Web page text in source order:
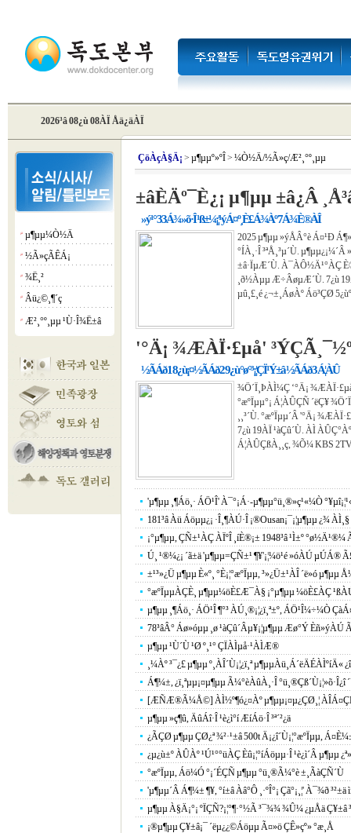
2026³â 08¿ù 08ÀÏ Åä¿äÀÏ
¡á µ¶µµ¼Ò½Ä
¡á ½Ã»çÃÊÁ¡
¡á ¾Ë¸²
¡á Âü¿©¸¶´ç
¡á Æ²¸°º¸µµ ¹Ù·Î¾Ë±â
ÇöÀçÀ§Ä¡ > µ¶µµº»ºÎ> ¼Ò½Ä/½Ã»ç/Æ²¸°º¸µµ
±âÈÄº¯È­¿¡ µ¶µµ ±â¿Â
»ý¹° 33Á¾ »õ·Î ¹ß±¼¡¦¹ýÁ¤º¸È£Á¾Àº 7Á¾ È®ÀÎ
2025 µ¶µµ »ýÅÂ°è Á¤¹Ð
°ÍÀ¸·Î ³ªÅ¸³µ´Ù.
±â·ÏµÆ´Ù. À¯ÀÔ½Ä¹°ÀÇ
¸ð½Àµµ Æ÷ÂøµÆ´Ù. 7¿ù
µû¸£¸é ¿¬±¸ÁøÀº Áö³­ÇØ
'°­Ä¡ ¾ÆÀÏ·£µå'
½ÃÁð1 8¿ù¡¤½ÃÁð2 9¿ù °ø°³¡¦ÇÏ¹Ý±â ½ÃÁð3 Á¦ÀÛ
¾Ö´Ï¸ÞÀÌ¼Ç ‘°­Ä¡
°æºÏµµ°¡ Á¦ÀÛÇÑ ´ëÇ¥
¸¸³­´Ù. °æºÏµµ´Â '°­Ä¡
7¿ù 19ÀÏ ¹àÇû´Ù. ÀÌ
Á¦ÀÛÇßÀ¸¸ç, ¾Õ¼­ KBS
'µ¶µµ ¸¶Áö¸· ÁÖ¹Î' À¯°¡Á·-µ¶µµ°ü¸®»ç¹«¼Ò
181³â Àü Áöµµ¿¡ ·Î¸¶ÀÚ·Î ¡®Ousan¡¯¡¦µ¶µµ ¿¾
¡°µ¶µµ, ÇÑ±¹ÀÇ ÀÏºÎ ¸íÈ®¡± 1948³â ¹Ì±º °ø½Ä¹®¼­
Ú¸ ¹®¼­¿¡ ´ã±ä 'µ¶µµ=ÇÑ±¹ ¶¥'¡¦¼ö¹é »óÀÚ µÚÁ®
±¹³»¿Ü µ¶µµ È«º¸ °­È­¡¦°æºÏµµ, ³»¿Ü±¹ÀÎ ´ë»ó µ¶µµ
°æºÏµµÀÇÈ¸ µ¶µµ¼öÈ£Æ¯À§ ¡°µ¶µµ ¼öÈ£ÀÇ
µ¶µµ ¸¶Áö¸· ÁÖ¹Î ¶°³­ ÀÚ¸®¡¦¿ï¸ª±º, ÁÖ¹Î¼÷¼Ò
78³âÂ° Áø»óµµ ¸ø ¹àÇû´Âµ¥¡¦µ¶µµ Æø°Ý Èñ»ýÀÚ
µ¶µµ ¹Ù´Ù ¹Ø º¸¹° ÇÏÀÌµå·¹ÀÌÆ®
¸¼Àº ³¯¿£ µ¶µµ º¸ÀÎ´Ù¡¦¿ï¸ª µ¶µµÀü¸Á´ëÄÉÀÌºíÄ«
Á¶¼±, ¿ï¸ªµµ¡¤µ¶µµ Ã¼°èÀûÀ¸·Î °ü¸®Çß´Ù¡¦»õ·Î¿î
[ÆÑÆ®Ã¼Å©] ÀÌ½º¶ó¿¤Àº µ¶µµ¡¤µ¿ÇØ¸¦
µ¶µµ »ç¶û, ÄûÁî·Î ¹è¿ì°í ÆíÁö·Î ³ª´²¿ä
¿ÃÇØ µ¶µµ ÇØ¿ª ¾²·¹±â 500t Ä¡¿î´Ù¡¦°æºÏµµ,
¿µ¿ù±º ÀÛÀº ¹Ú¹°°üÀÇ Èû¡¦°íÁöµµ·Î ¹è¿ì´Â µ¶µµ
°æºÏµµ, Áö¼Ó °¡´ÉÇÑ µ¶µµ °ü¸®Ã¼°è ±¸ÃàÇÑ´Ù
'µ¶µµ´Â Á¶¼± ¶¥, °í±â Àâ°Ô ¸·ºÎ°¡ Çã°¡¸¦' À¯¾ð ³²±ä
µ¶µµ À§Ä¡°¡ ºÏÇÑ?¡¦°¶·°½Ã ³¯¾¾ ¾Û¼­ ¿µÅä Ç¥±â
¡®µ¶µµ Ç¥±â¡¯ ´ëµ¿¿©Áöµµ Ã¤»ö ÇÊ»çº» °æ¸Å